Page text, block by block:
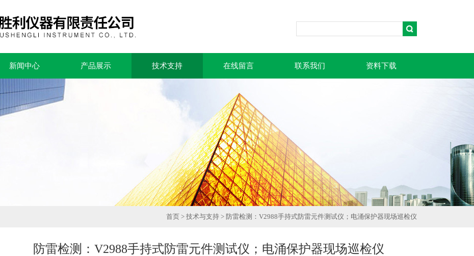
新闻中心 产品展示 技术支持 在线留言 联系我们 资料下载
首页 > 技术与支持 > 防雷检测：V2988手持式防雷元件测试仪；电涌保护器现场巡检仪
防雷检测：V2988手持式防雷元件测试仪；电涌保护器现场巡检仪